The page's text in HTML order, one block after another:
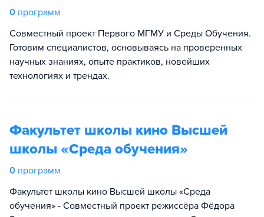
0 программ
Совместный проект Первого МГМУ и Среды Обучения.
Готовим специалистов, основываясь на проверенных
научных знаниях, опыте практиков, новейших
технологиях и трендах.
Факультет школы кино Высшей
школы «Среда обучения»
0 программ
Факультет школы кино Высшей школы «Среда
обучения» - Совместный проект режиссёра Фёдора